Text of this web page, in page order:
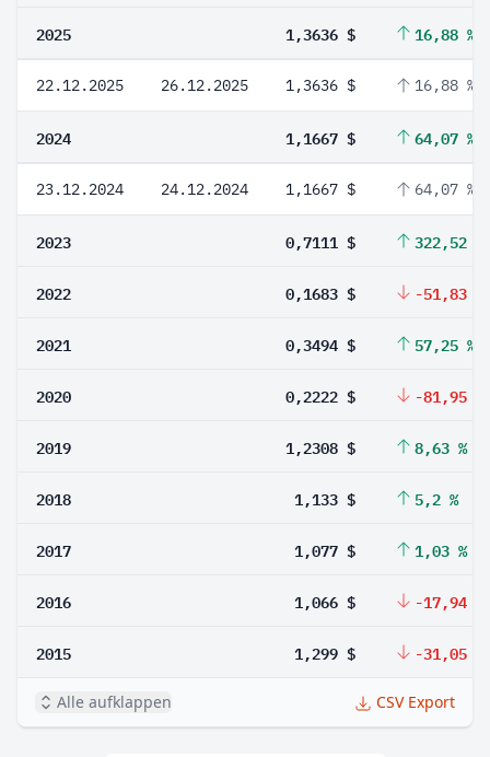
2025 1,3636 $ 16,88 %
22.12.2025 26.12.2025 1,3636 $ 16,88 %
2024 1,1667 $ 64,07 %
23.12.2024 24.12.2024 1,1667 $ 64,07 %
2023 0,7111 $ 322,52 %
2022 0,1683 $ -51,83 %
2021 0,3494 $ 57,25 %
2020 0,2222 $ -81,95 %
2019 1,2308 $ 8,63 %
2018 1,133 $ 5,2 %
2017 1,077 $ 1,03 %
2016 1,066 $ -17,94 %
2015 1,299 $ -31,05 %
Alle aufklappen CSV Export